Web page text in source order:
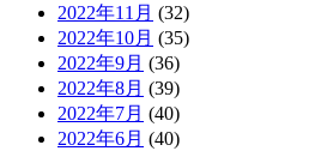
2022年11月 (32)
2022年10月 (35)
2022年9月 (36)
2022年8月 (39)
2022年7月 (40)
2022年6月 (40)